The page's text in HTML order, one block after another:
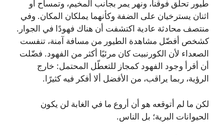
طيور تحلّق فوقنا، ونهر يمر بجانب المخيم، وتمساح أو
اثنان يسترخيان على الضفة وكأنهما يملكان المكان. وفي
منتصف محادثة عادية اكتشفت أن هناك فهودًا في الجوار.
كشخص أفضّل مشاهدة الطيور من مسافة آمنة، تنفست
الصعداء لأن الكورنبيت كان مرئيًا أكثر من الفهود. فضّلت
أن أقرأ وجود الفهود كمجاز للتعطّل المحتمل: خارج
الرؤية، ربما يراقب، من الأفضل ألا أفكر فيه كثيرًا.
لكن ما لم أتوقعه هو أن أروع ما في الغابة لن يكون
الحيوانات البرية؛ بل الناس.